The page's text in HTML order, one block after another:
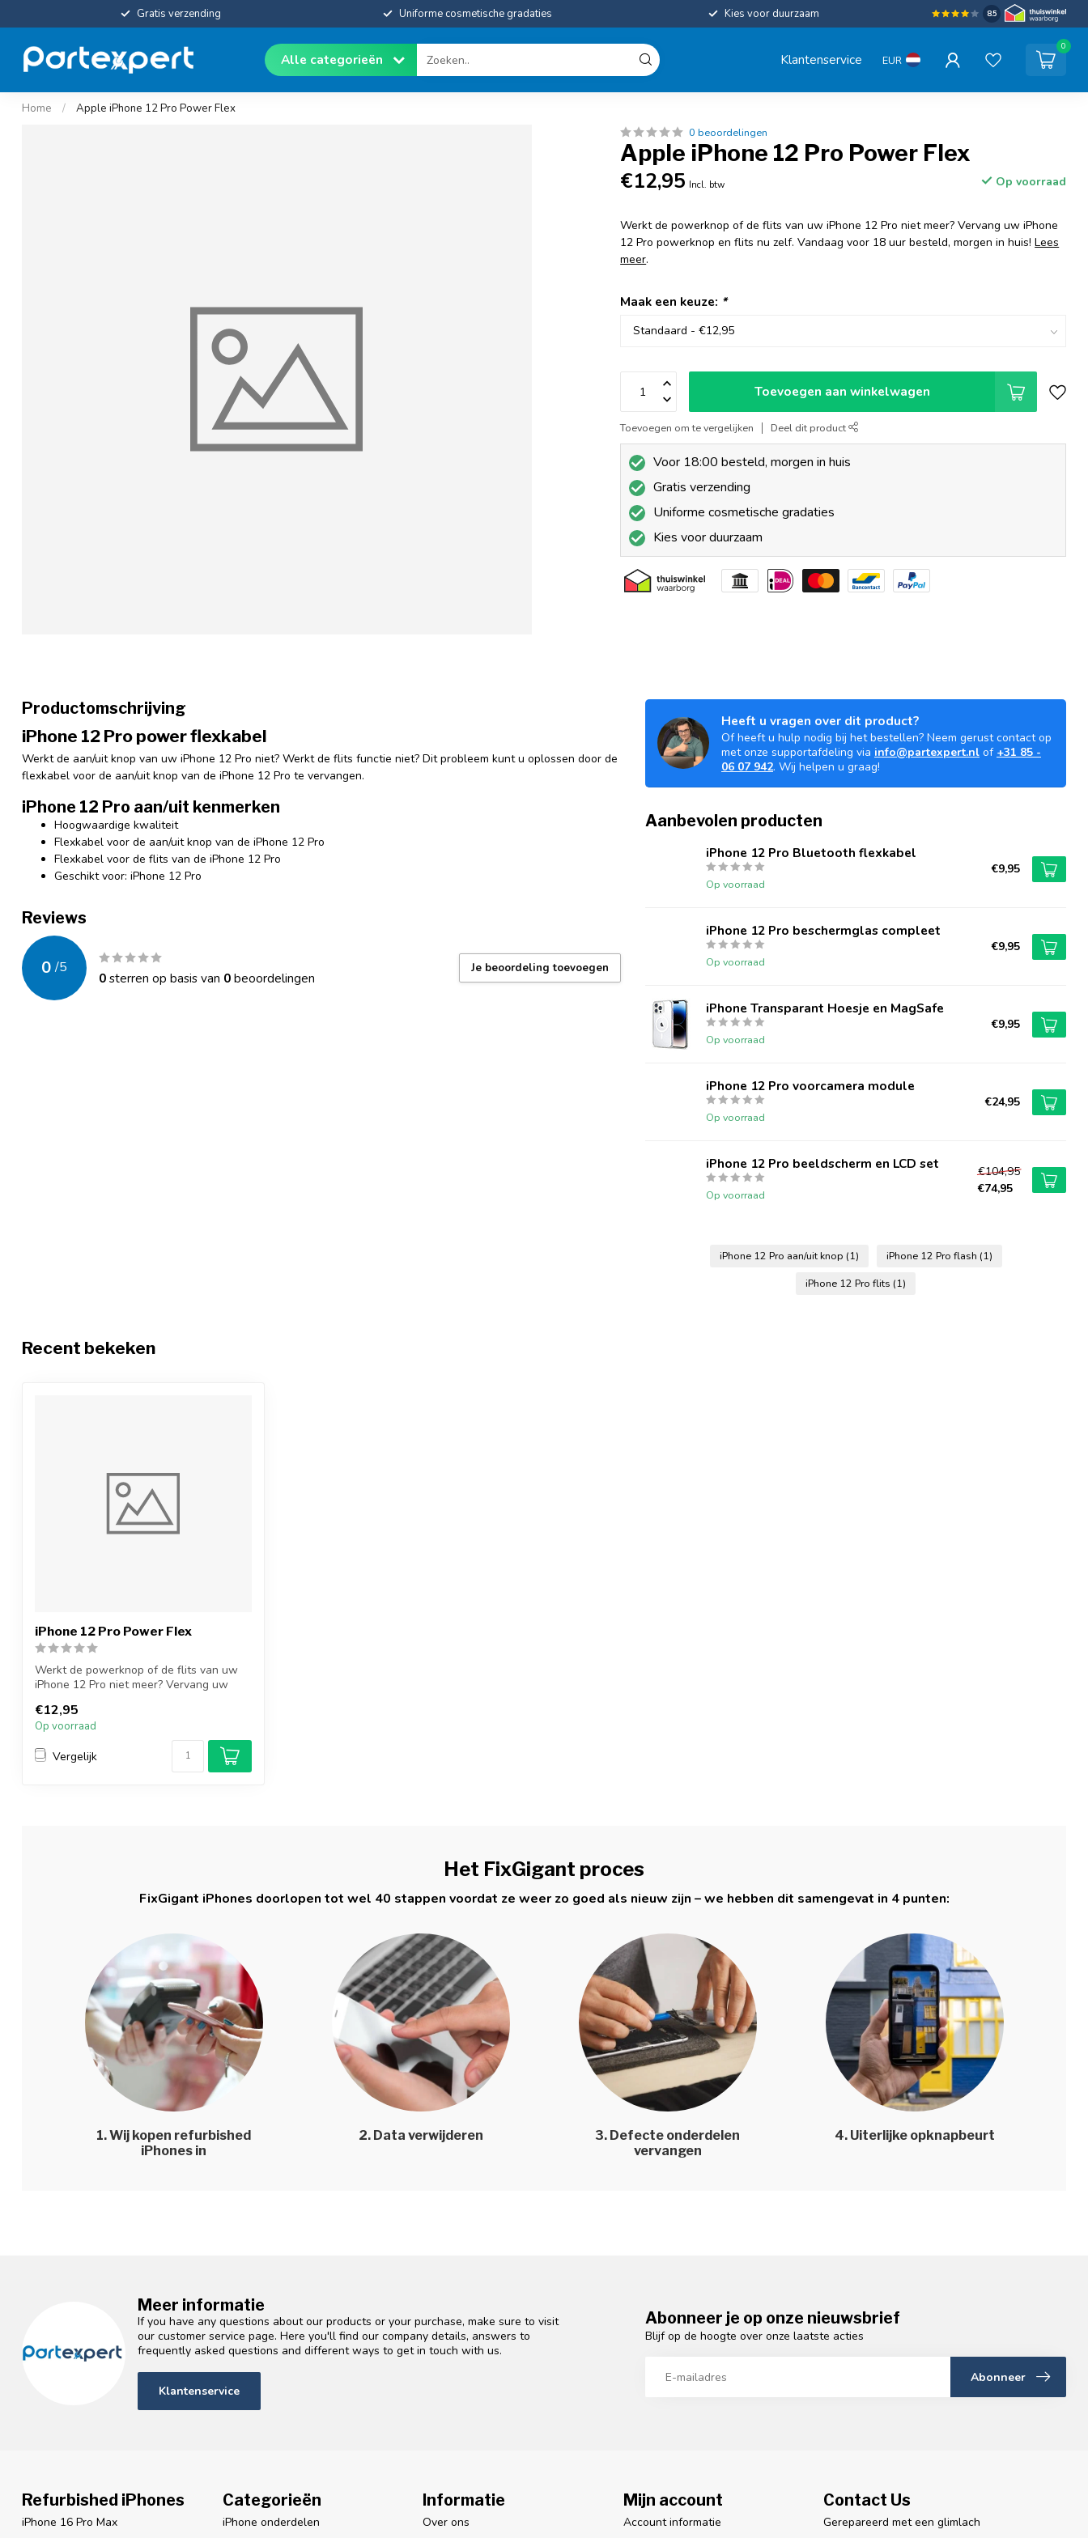
Gratis verzending Uniforme cosmetische gradaties Kies voor duurzaam 8.5
Alle categorieën Klantenservice EUR
0
Home / Apple iPhone 12 Pro Power Flex
0 beoordelingen
Apple iPhone 12 Pro Power Flex
€12,95 Incl. btw Op voorraad
Werkt de powerknop of de flits van uw iPhone 12 Pro niet meer? Vervang uw iPhone
12 Pro powerknop en flits nu zelf. Vandaag voor 18 uur besteld, morgen in huis!Lees
meer.
Maak een keuze: *
Toevoegen aan winkelwagen
Toevoegen om te vergelijken Deel dit product
Voor 18:00 besteld, morgen in huis
Gratis verzending
Uniforme cosmetische gradaties
Kies voor duurzaam
Productomschrijving
iPhone 12 Pro power flexkabel
Werkt de aan/uit knop van uw iPhone 12 Pro niet? Werkt de flits functie niet? Dit probleem kunt u oplossen door de
flexkabel voor de aan/uit knop van de iPhone 12 Pro te vervangen.
iPhone 12 Pro aan/uit kenmerken
Hoogwaardige kwaliteit
Flexkabel voor de aan/uit knop van de iPhone 12 Pro
Flexkabel voor de flits van de iPhone 12 Pro
Geschikt voor: iPhone 12 Pro
Reviews
0 /5
0sterren op basis van 0beoordelingen
Je beoordeling toevoegen
Heeft u vragen over dit product?
Of heeft u hulp nodig bij het bestellen? Neem gerust contact op
met onze supportafdeling via info@partexpert.nl of +31 85 -
06 07 942. Wij helpen u graag!
Aanbevolen producten
iPhone 12 Pro Bluetooth flexkabel
Op voorraad
€9,95
iPhone 12 Pro beschermglas compleet
Op voorraad
€9,95
iPhone Transparant Hoesje en MagSafe
Op voorraad
€9,95
iPhone 12 Pro voorcamera module
Op voorraad
€24,95
iPhone 12 Pro beeldscherm en LCD set
Op voorraad
€104,95
€74,95
iPhone 12 Pro aan/uit knop (1) iPhone 12 Pro flash (1)
iPhone 12 Pro flits (1)
Recent bekeken
iPhone 12 Pro Power Flex
Werkt de powerknop of de flits van uw
iPhone 12 Pro niet meer? Vervang uw
€12,95
Op voorraad
Vergelijk
Het FixGigant proces
FixGigant iPhones doorlopen tot wel 40 stappen voordat ze weer zo goed als nieuw zijn – we hebben dit samengevat in 4 punten:
1. Wij kopen refurbished
iPhones in
2. Data verwijderen
3. Defecte onderdelen
vervangen
4. Uiterlijke opknapbeurt
Meer informatie
If you have any questions about our products or your purchase, make sure to visit
our customer service page. Here you'll find our company details, answers to
frequently asked questions and different ways to get in touch with us.
Klantenservice
Abonneer je op onze nieuwsbrief
Blijf op de hoogte over onze laatste acties
Abonneer
Refurbished iPhones
iPhone 16 Pro Max
Categorieën
iPhone onderdelen
Informatie
Over ons
Mijn account
Account informatie
Contact Us
Gerepareerd met een glimlach